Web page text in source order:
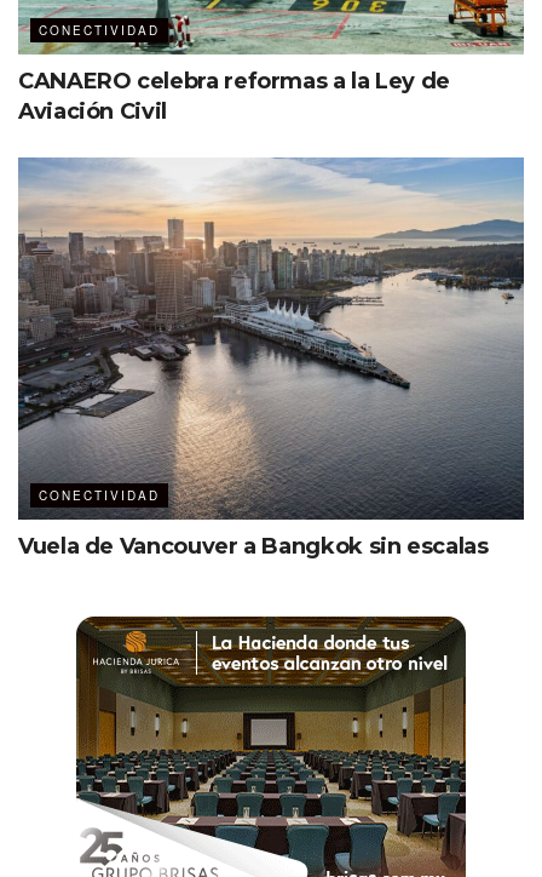
CONECTIVIDAD
CANAERO celebra reformas a la Ley de
Aviación Civil
CONECTIVIDAD
Vuela de Vancouver a Bangkok sin escalas